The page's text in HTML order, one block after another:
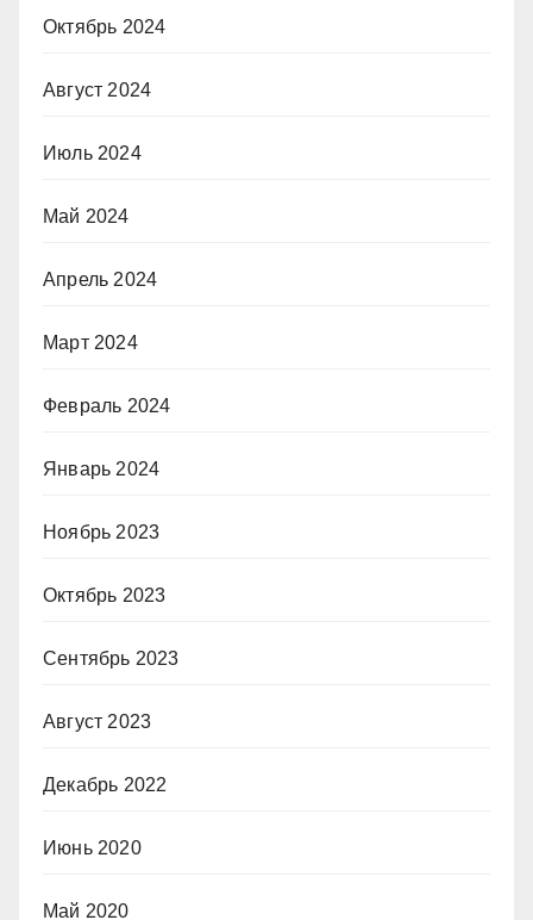
Октябрь 2024
Август 2024
Июль 2024
Май 2024
Апрель 2024
Март 2024
Февраль 2024
Январь 2024
Ноябрь 2023
Октябрь 2023
Сентябрь 2023
Август 2023
Декабрь 2022
Июнь 2020
Май 2020